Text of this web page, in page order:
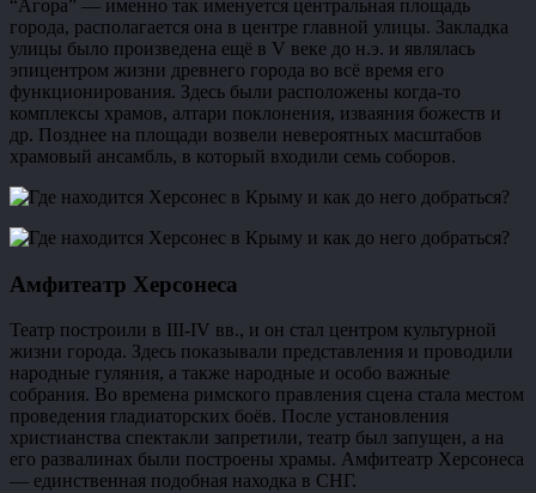
“Агора” — именно так именуется центральная площадь
города, располагается она в центре главной улицы. Закладка
улицы было произведена ещё в V веке до н.э. и являлась
эпицентром жизни древнего города во всё время его
функционирования. Здесь были расположены когда-то
комплексы храмов, алтари поклонения, изваяния божеств и
др. Позднее на площади возвели невероятных масштабов
храмовый ансамбль, в который входили семь соборов.
Амфитеатр Херсонеса
Театр построили в III-IV вв., и он стал центром культурной
жизни города. Здесь показывали представления и проводили
народные гуляния, а также народные и особо важные
собрания. Во времена римского правления сцена стала местом
проведения гладиаторских боёв. После установления
христианства спектакли запретили, театр был запущен, а на
его развалинах были построены храмы. Амфитеатр Херсонеса
— единственная подобная находка в СНГ.